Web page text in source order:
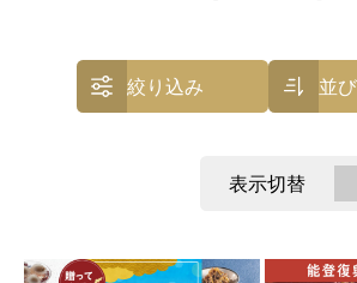
絞り込み 並
表示切替